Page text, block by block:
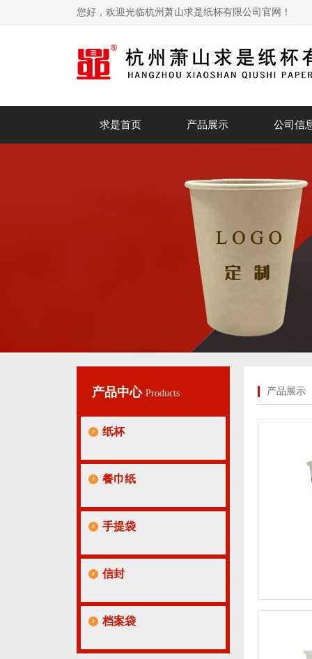
您好，欢迎光临杭州萧山求是纸杯有限公司官网！
求是首页 产品展示 公司信
产品中心 Products
纸杯
餐巾纸
手提袋
信封
档案袋
产品展示